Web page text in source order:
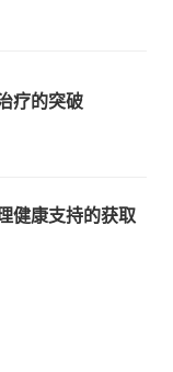
疗的突破
健康支持的获取